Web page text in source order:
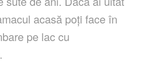
acasă poți face în
pe lac cu